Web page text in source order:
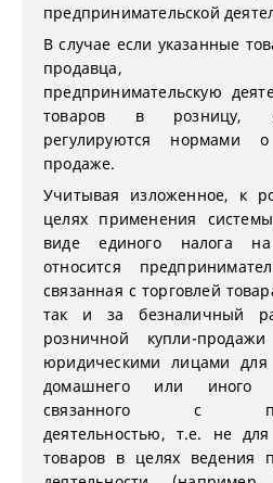
предпринимательской
В случае если указанные
продавца,
предпринимательскую
товаров в розницу,
регулируются нормами
продаже.
Учитывая изложенное, к
целях применения
виде единого налога
относится
связанная с торговлей
так и за безналичный
розничной купли-
юридическими лицами для
домашнего или иного
связанного с
деятельностью, т.е. не
товаров в целях ведения